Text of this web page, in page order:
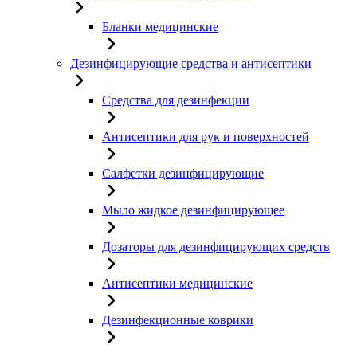
Бланки медицинские
Дезинфицирующие средства и антисептики
Средства для дезинфекции
Антисептики для рук и поверхностей
Салфетки дезинфицирующие
Мыло жидкое дезинфицирующее
Дозаторы для дезинфицирующих средств
Антисептики медицинские
Дезинфекционные коврики